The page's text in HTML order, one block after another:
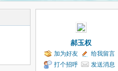
郝玉权
加为好友
给我留言
打个招呼
发送消息